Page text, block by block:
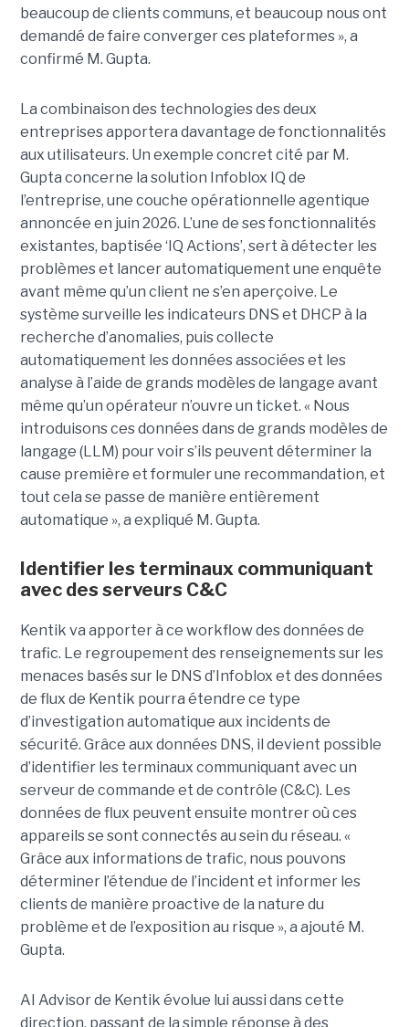
beaucoup de clients communs, et beaucoup nous ont
demandé de faire converger ces plateformes », a
confirmé M. Gupta.
La combinaison des technologies des deux
entreprises apportera davantage de fonctionnalités
aux utilisateurs. Un exemple concret cité par M.
Gupta concerne la solution Infoblox IQ de
l’entreprise, une couche opérationnelle agentique
annoncée en juin 2026. L’une de ses fonctionnalités
existantes, baptisée ‘IQ Actions’, sert à détecter les
problèmes et lancer automatiquement une enquête
avant même qu’un client ne s’en aperçoive. Le
système surveille les indicateurs DNS et DHCP à la
recherche d’anomalies, puis collecte
automatiquement les données associées et les
analyse à l’aide de grands modèles de langage avant
même qu’un opérateur n’ouvre un ticket. « Nous
introduisons ces données dans de grands modèles de
langage (LLM) pour voir s’ils peuvent déterminer la
cause première et formuler une recommandation, et
tout cela se passe de manière entièrement
automatique », a expliqué M. Gupta.
Identifier les terminaux communiquant
avec des serveurs C&C
Kentik va apporter à ce workflow des données de
trafic. Le regroupement des renseignements sur les
menaces basés sur le DNS d’Infoblox et des données
de flux de Kentik pourra étendre ce type
d’investigation automatique aux incidents de
sécurité. Grâce aux données DNS, il devient possible
d’identifier les terminaux communiquant avec un
serveur de commande et de contrôle (C&C). Les
données de flux peuvent ensuite montrer où ces
appareils se sont connectés au sein du réseau. «
Grâce aux informations de trafic, nous pouvons
déterminer l’étendue de l’incident et informer les
clients de manière proactive de la nature du
problème et de l’exposition au risque », a ajouté M.
Gupta.
AI Advisor de Kentik évolue lui aussi dans cette
direction, passant de la simple réponse à des